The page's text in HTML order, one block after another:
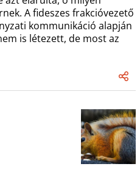
A fideszes frakcióvezető
kommunikáció alapján
is létezett, de most az